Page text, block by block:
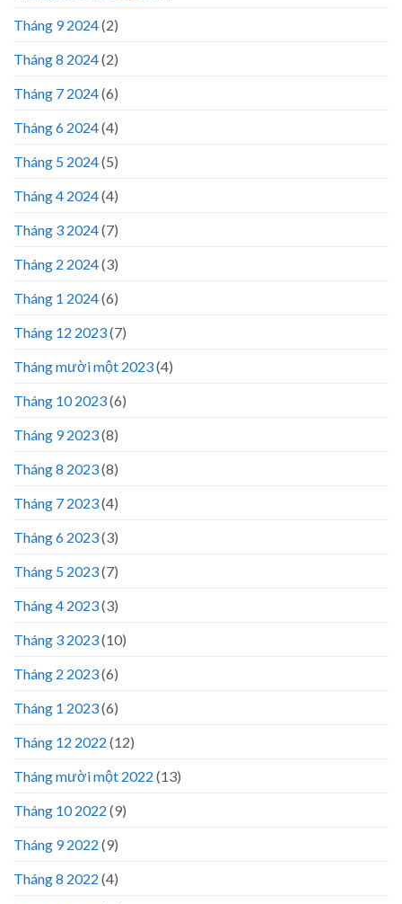
Tháng 9 2024(2)
Tháng 8 2024(2)
Tháng 7 2024(6)
Tháng 6 2024(4)
Tháng 5 2024(5)
Tháng 4 2024(4)
Tháng 3 2024(7)
Tháng 2 2024(3)
Tháng 1 2024(6)
Tháng 12 2023(7)
Tháng mười một 2023(4)
Tháng 10 2023(6)
Tháng 9 2023(8)
Tháng 8 2023(8)
Tháng 7 2023(4)
Tháng 6 2023(3)
Tháng 5 2023(7)
Tháng 4 2023(3)
Tháng 3 2023(10)
Tháng 2 2023(6)
Tháng 1 2023(6)
Tháng 12 2022 (12)
Tháng mười một 2022 (13)
Tháng 10 2022 (9)
Tháng 9 2022 (9)
Tháng 8 2022 (4)